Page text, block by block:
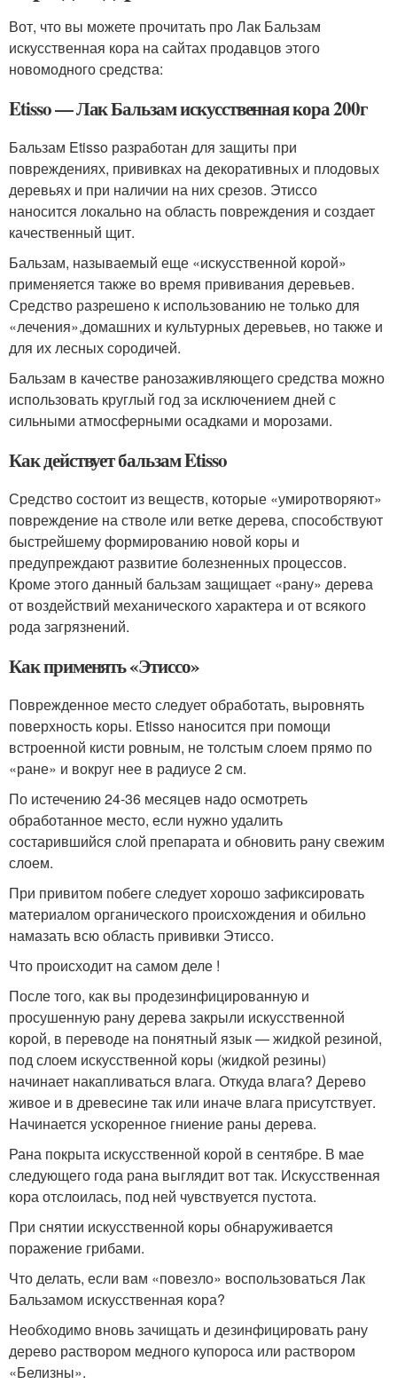
Вот, что вы можете прочитать про Лак Бальзам
искусственная кора на сайтах продавцов этого
новомодного средства:
Etisso — Лак Бальзам искусственная кора 200г
Бальзам Etisso разработан для защиты при
повреждениях, прививках на декоративных и плодовых
деревьях и при наличии на них срезов. Этиссо
наносится локально на область повреждения и создает
качественный щит.
Бальзам, называемый еще «искусственной корой»
применяется также во время прививания деревьев.
Средство разрешено к использованию не только для
«лечения»,домашних и культурных деревьев, но также и
для их лесных сородичей.
Бальзам в качестве ранозаживляющего средства можно
использовать круглый год за исключением дней с
сильными атмосферными осадками и морозами.
Как действует бальзам Etisso
Средство состоит из веществ, которые «умиротворяют»
повреждение на стволе или ветке дерева, способствуют
быстрейшему формированию новой коры и
предупреждают развитие болезненных процессов.
Кроме этого данный бальзам защищает «рану» дерева
от воздействий механического характера и от всякого
рода загрязнений.
Как применять «Этиссо»
Поврежденное место следует обработать, выровнять
поверхность коры. Etisso наносится при помощи
встроенной кисти ровным, не толстым слоем прямо по
«ране» и вокруг нее в радиусе 2 см.
По истечению 24-36 месяцев надо осмотреть
обработанное место, если нужно удалить
состарившийся слой препарата и обновить рану свежим
слоем.
При привитом побеге следует хорошо зафиксировать
материалом органического происхождения и обильно
намазать всю область прививки Этиссо.
Что происходит на самом деле !
После того, как вы продезинфицированную и
просушенную рану дерева закрыли искусственной
корой, в переводе на понятный язык — жидкой резиной,
под слоем искусственной коры (жидкой резины)
начинает накапливаться влага. Откуда влага? Дерево
живое и в древесине так или иначе влага присутствует.
Начинается ускоренное гниение раны дерева.
Рана покрыта искусственной корой в сентябре. В мае
следующего года рана выглядит вот так. Искусственная
кора отслоилась, под ней чувствуется пустота.
При снятии искусственной коры обнаруживается
поражение грибами.
Что делать, если вам «повезло» воспользоваться Лак
Бальзамом искусственная кора?
Необходимо вновь зачищать и дезинфицировать рану
дерево раствором медного купороса или раствором
«Белизны».